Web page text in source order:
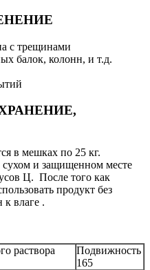
с трещинами
балок, колонн, и т.д.
в мешках по 25 кг.
сухом и защищенном месте
Ц. После того как
продукт без
к влаге .
раствора
Подвижность
165